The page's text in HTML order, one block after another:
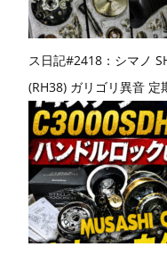
ス日記#2418：シマノ
(RH38) ガリゴリ異音 定